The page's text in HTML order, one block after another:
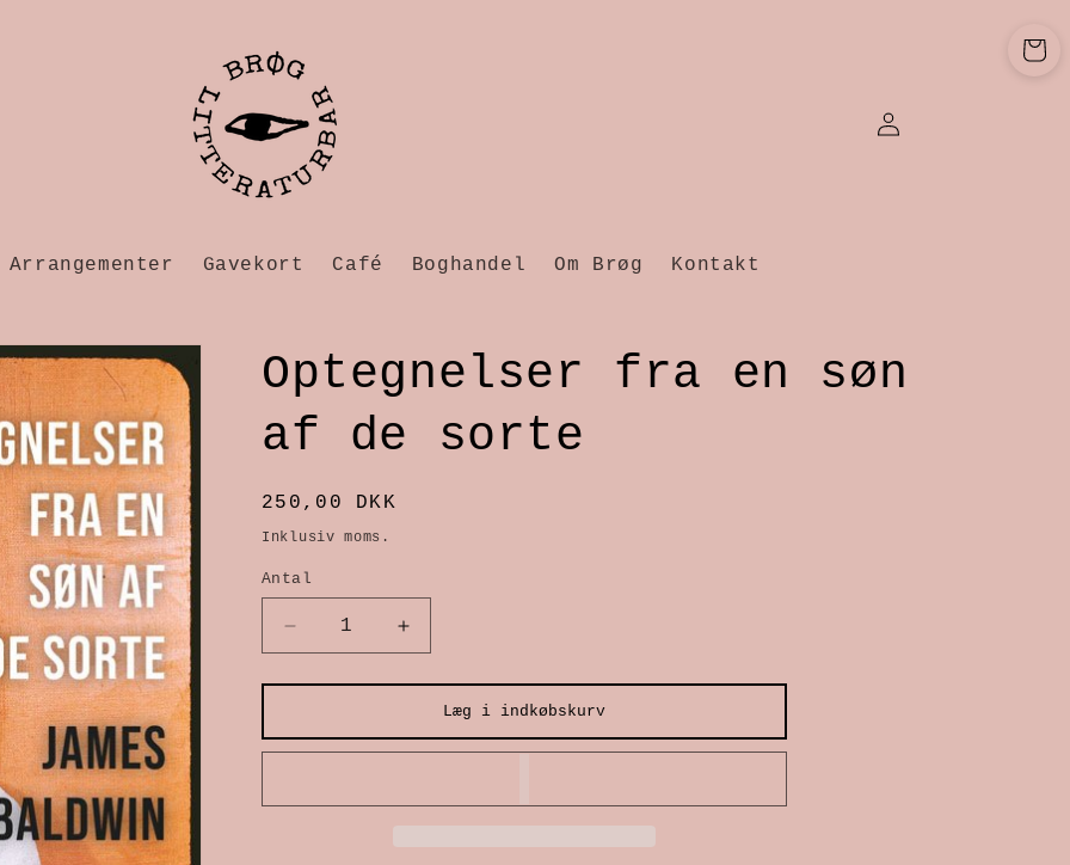
Arrangementer Gavekort Café Boghandel Om Brøg Kontakt
ind
Optegnelser fra en søn
af de sorte
Normalpris
250,00 DKK
Inklusiv moms.
Antal
antallet
Optegnelser
antallet
Optegnelser
Læg i indkøbskurv